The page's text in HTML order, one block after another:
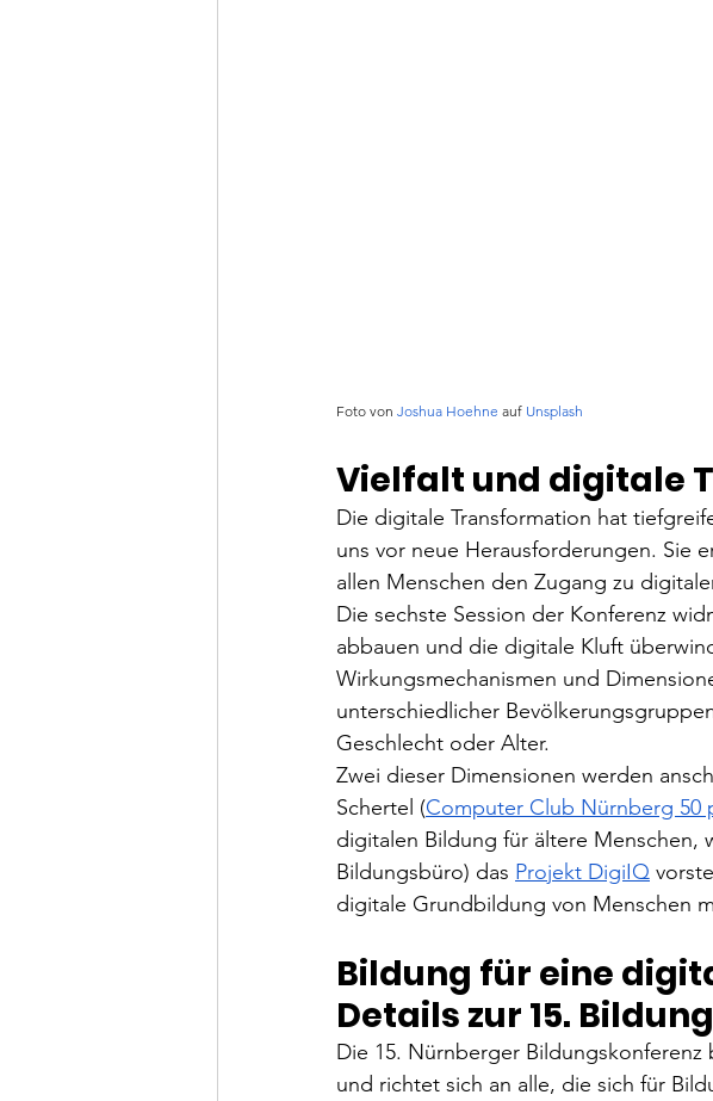
Foto von Joshua Hoehne auf Unsplash
Vielfalt und digitale
Die digitale Transformation hat
uns vor neue Herausforderungen. Sie
allen Menschen den Zugang zu
Die sechste Session der Konferenz
abbauen und die digitale Kluft
Wirkungsmechanismen und
unterschiedlicher
Geschlecht oder Alter.
Zwei dieser Dimensionen werden
Schertel (Computer Club Nürnberg 50
digitalen Bildung für ältere Menschen,
Bildungsbüro) das Projekt DigiIQ
digitale Grundbildung von Menschen
Bildung für eine
Details zur 15.
Die 15. Nürnberger
und richtet sich an alle, die sich für